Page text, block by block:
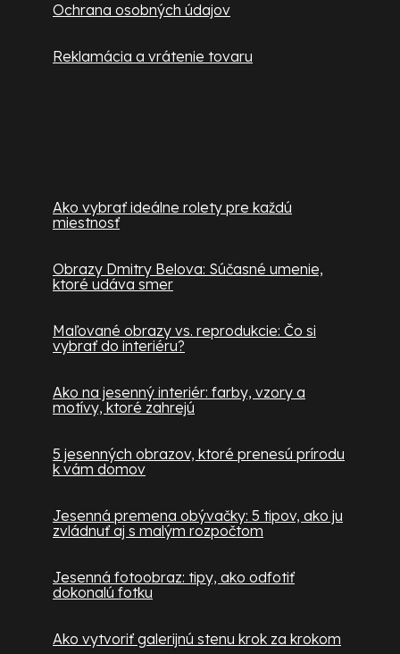
Ochrana osobných údajov
Reklamácia a vrátenie tovaru
Ako vybrať ideálne rolety pre každú
miestnosť
Obrazy Dmitry Belova: Súčasné umenie,
ktoré udáva smer
Maľované obrazy vs. reprodukcie: Čo si
vybrať do interiéru?
Ako na jesenný interiér: farby, vzory a
motívy, ktoré zahrejú
5 jesenných obrazov, ktoré prenesú prírodu
k vám domov
Jesenná premena obývačky: 5 tipov, ako ju
zvládnuť aj s malým rozpočtom
Jesenná fotoobraz: tipy, ako odfotiť
dokonalú fotku
Ako vytvoriť galerijnú stenu krok za krokom